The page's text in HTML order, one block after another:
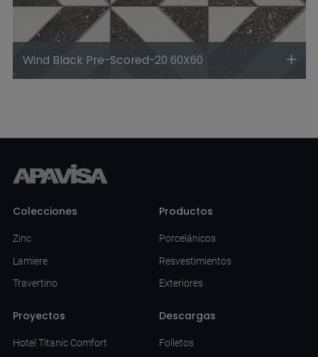
Wind Black Pre-Scored-20 60X60
Colecciones
Zinc
Lamiere
Travertino
Productos
Porcelánicos
Resvestimientos
Exteriores
Proyectos
Hotel Titanic Comfort
Descargas
Folletos